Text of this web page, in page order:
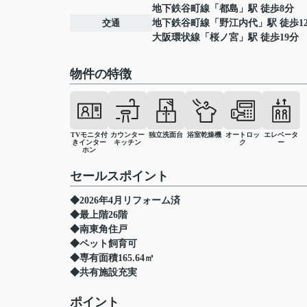
交通
地下鉄谷町線 「 都島 」駅 徒歩8分
地下鉄谷町線 「 野江内代 」駅 徒歩
大阪環状線 「 桜ノ宮 」駅 徒歩19分
物件の特徴
TVモニタ付
きインター
ホン
カウンター
キッチン
独立洗面台 浴室乾燥機
オートロッ
ク
エレベータ
ー
セールスポイント
◆2026年4月リフォーム済
◆最上階26階
◆南東角住戸
◆ペット飼育可
◆専有面積165.64㎡
◆共有施設充実
ポイント